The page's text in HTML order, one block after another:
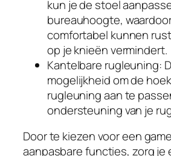
kun je de stoel
bureauhoogte,
comfortabel kunnen
op je knieën vermindert.
Kantelbare rugleuning:
mogelijkheid om de
rugleuning aan te
ondersteuning van je
Door te kiezen voor een
aanpasbare functies, zorg je